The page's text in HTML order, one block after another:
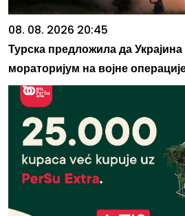
08. 08. 2026 20:45
Турска предложила да Украјина
мораторијум на војне